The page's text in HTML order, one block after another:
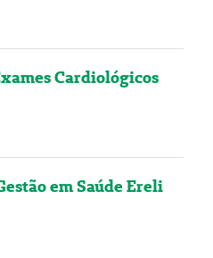
Cardiológicos
em Saúde Ereli